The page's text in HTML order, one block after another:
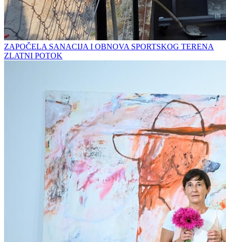
ZAPOČELA SANACIJA I OBNOVA SPORTSKOG TERENA
ZLATNI POTOK